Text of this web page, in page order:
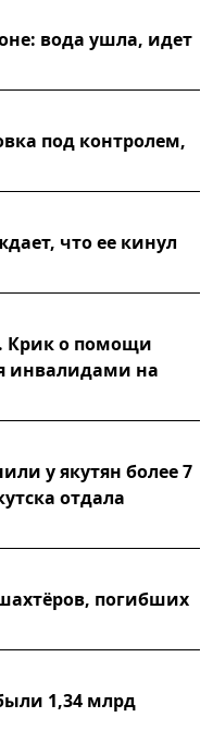
вода ушла, идет
под контролем,
что ее кинул
Крик о помощи
инвалидами на
у якутян более 7
отдала
погибших
1,34 млрд